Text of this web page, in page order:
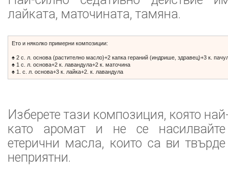
лайката, маточината, тамяна.
Ето и няколко примерни композиции:
♠ 2 с. л. основа (растително масло)+2 капка гераний (индрише, здравец)+3 к.
♠ 1 с. л. основа+2 к. лавандула+2 к. маточина
♠ 1. с. л. основа+3 к. лайка+2. к. лавандула
Изберете тази композиция, която
като аромат и не се
етерични масла, които са ви
неприятни.